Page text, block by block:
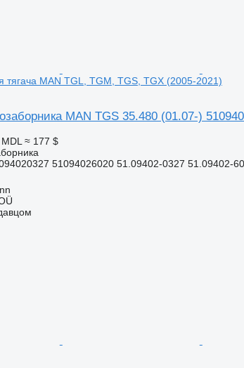
тягача MAN TGL, TGM, TGS, TGX (2005-2021)
MAN TGS 35.480 (01.07-)
≈ 177 $
51094026020 51.09402-0327 51.09402-